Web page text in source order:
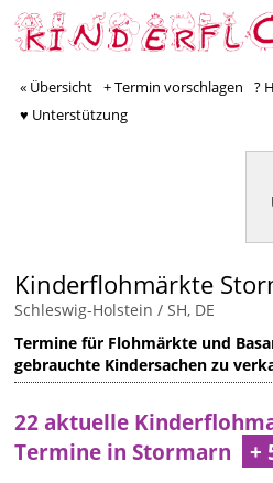
« Übersicht + Termin vorschlagen
?
♥ Unterstützung
Kinderflohmärkte
Schleswig-Holstein / SH, DE
Termine für Flohmärkte und
gebrauchte Kindersachen zu
22 aktuelle
Termine in Stormarn